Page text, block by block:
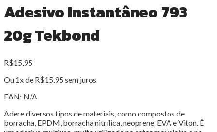
Adesivo Instantâneo 793
20g Tekbond
R$15,95
Ou 1x de R$15,95 sem juros
EAN: N/A
Adere diversos tipos de materiais, como compostos de
borracha, EPDM, borracha nitrílica, neoprene, EVA e Viton. É